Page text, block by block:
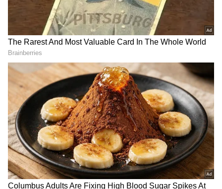
DOWNLOAD APP
ಕರ್ನಾಟಕ, ಭಾರತ (India News) ಮತ್ತು ಜಗತ್ತಿನ
ಕ್ಷಣಕ್ಷಣದ ಕನ್ನಡ ಸುದ್ದಿ (Kannada News)
ಅಪ್ಡೇಟ್‌ಗಳಿಗಾಗಿ ಏಷ್ಯಾನೆಟ್ ಸುವರ್ಣ ನ್ಯೂಸ್‌ ಫಾಲೋ
ಮಾಡಿ. ಬ್ರೇಕಿಂಗ್ ಸುದ್ದಿ (Latest Kannada News),
ವಿಶೇಷ ವರದಿಗಳು ಮತ್ತು ನೇರ ಪ್ರಸಾರಗಳೊಂದಿಗೆ
(kannada news live) ಸಂಪೂರ್ಣ ಮಾಹಿತಿ ಒಂದೇ
ಕ್ಲಿಕ್‌ನಲ್ಲಿ ಲಭ್ಯ. ಏಷ್ಯಾನೆಟ್ ಸುವರ್ಣ ನ್ಯೂಸ್ ಅಧಿಕೃತ